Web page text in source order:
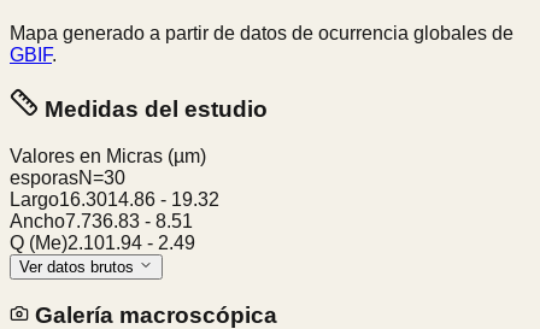
Mapa generado a partir de datos de ocurrencia globales de
GBIF.
Medidas del estudio
Valores en Micras (µm)
esporasN=30
Largo16.3014.86 - 19.32
Ancho7.736.83 - 8.51
Q (Me)2.101.94 - 2.49
Ver datos brutos
Galería macroscópica